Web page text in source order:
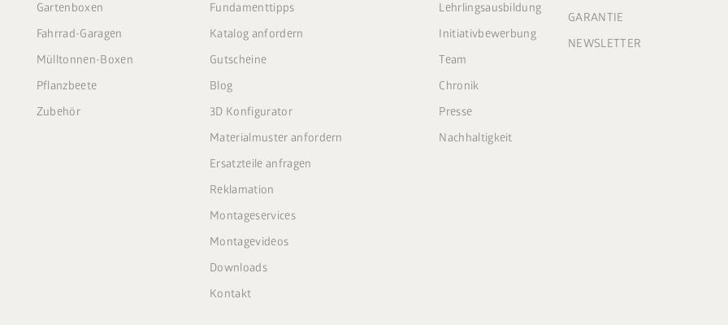
Gartenboxen
Fahrrad-Garagen
Mülltonnen-Boxen
Pflanzbeete
Zubehör
Fundamenttipps
Katalog anfordern
Gutscheine
Blog
3D Konfigurator
Materialmuster anfordern
Ersatzteile anfragen
Reklamation
Montageservices
Montagevideos
Downloads
Kontakt
Lehrlingsausbildung
Initiativbewerbung
Team
Chronik
Presse
Nachhaltigkeit
GARANTIE
NEWSLETTER